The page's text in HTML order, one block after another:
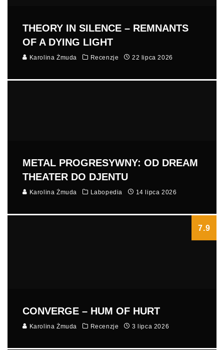
THEORY IN SILENCE – REMNANTS
OF A DYING LIGHT
Karolina Żmuda Recenzje 22 lipca 2026
METAL PROGRESYWNY: OD DREAM
THEATER DO DJENTU
Karolina Żmuda Labopedia 14 lipca 2026
7.9
CONVERGE – HUM OF HURT
Karolina Żmuda Recenzje 3 lipca 2026